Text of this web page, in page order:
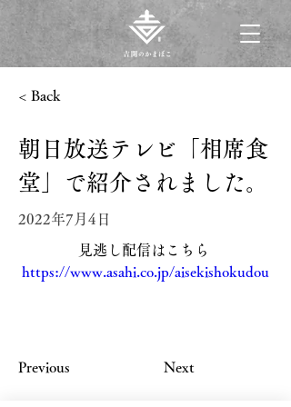
< Back
朝日放送テレビ「相席食
堂」で紹介されました。
2022年7月4日
見逃し配信はこちら
https://www.asahi.co.jp/aisekishokudou
Previous Next